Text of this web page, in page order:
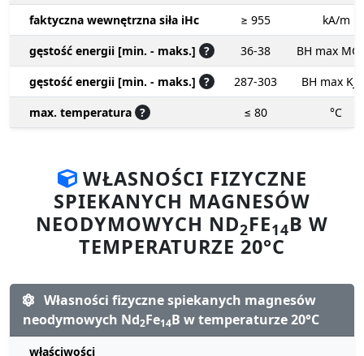
faktyczna wewnętrzna siła iHc
≥ 955
kA/m
gęstość energii [min. - maks.] ? 36-38
BH max
gęstość energii [min. - maks.] ? 287-303
BH max
max. temperatura ? ≤ 80 °C
WŁASNOŚCI FIZYCZNE
SPIEKANYCH MAGNESÓW
NEODYMOWYCH ND2FE14B W
TEMPERATURZE 20°C
Własności fizyczne spiekanych magnesów
neodymowych Nd2Fe14B w temperaturze 20°C
właściwości